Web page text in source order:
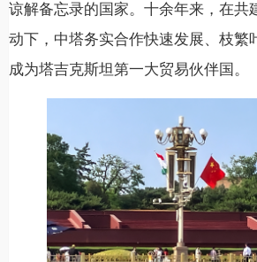
谅解备忘录的国家。十余年来，在共
动下，中塔务实合作快速发展、枝繁
成为塔吉克斯坦第一大贸易伙伴国。